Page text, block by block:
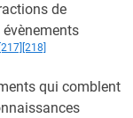
de
[217] [218]
qui comblent